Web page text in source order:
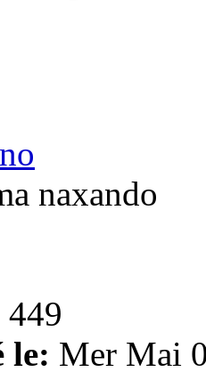
naxando
449
le: Mer Mai